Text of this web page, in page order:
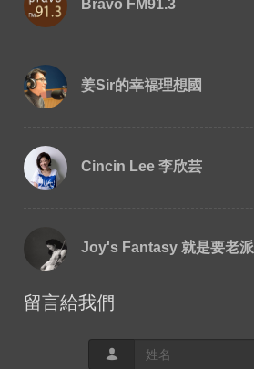
Bravo FM91.3
姜Sir的幸福理想國
Cincin Lee 李欣芸
Joy's Fantasy 就是要老派
留言給我們